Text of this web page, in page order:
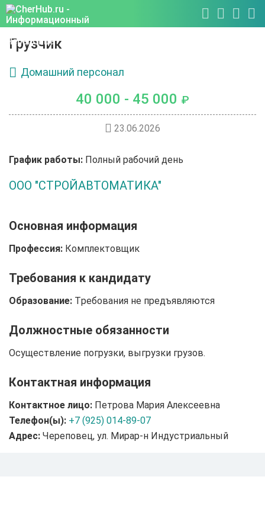
Грузчик
Домашний персонал
40 000 - 45 000 ₽
23.06.2026
График работы: Полный рабочий день
ООО "СТРОЙАВТОМАТИКА"
Основная информация
Профессия: Комплектовщик
Требования к кандидату
Образование: Tребования не предъявляются
Должностные обязанности
Осуществление погрузки, выгрузки грузов.
Контактная информация
Контактное лицо: Петрова Мария Алексеевна
Телефон(ы): +7 (925) 014-89-07
Адрес: Череповец, ул. Мирар-н Индустриальный